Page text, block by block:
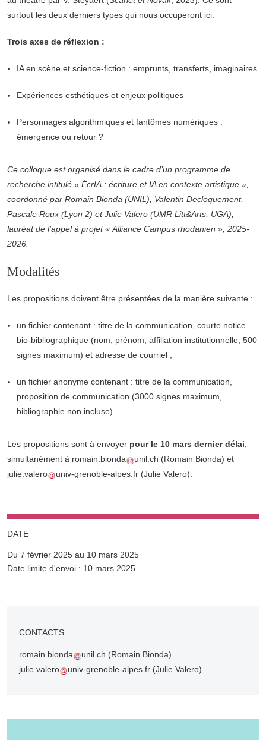
surtout les deux derniers types qui nous occuperont ici.
Trois axes de réflexion :
IA en scène et science-fiction : emprunts, transferts, imaginaires
Expériences esthétiques et enjeux politiques
Personnages algorithmiques et fantômes numériques :
émergence ou retour ?
Ce colloque est organisé dans le cadre d’un programme de
recherche intitulé « ÉcrIA : écriture et IA en contexte artistique »,
coordonné par Romain Bionda (UNIL), Valentin Decloquement,
Pascale Roux (Lyon 2) et Julie Valero (UMR Litt&Arts, UGA),
lauréat de l’appel à projet « Alliance Campus rhodanien », 2025-
2026.
Modalités
Les propositions doivent être présentées de la manière suivante :
un fichier contenant : titre de la communication, courte notice
bio-bibliographique (nom, prénom, affiliation institutionnelle, 500
signes maximum) et adresse de courriel ;
un fichier anonyme contenant : titre de la communication,
proposition de communication (3000 signes maximum,
bibliographie non incluse).
Les propositions sont à envoyer pour le 10 mars dernier délai,
simultanément à romain.bionda unil.ch (Romain Bionda) et
julie.valero
univ-grenoble-alpes.fr (Julie Valero).
DATE
Du 7 février 2025 au 10 mars 2025
Complément date
Date limite d'envoi : 10 mars 2025
CONTACTS
romain.bionda unil.ch (Romain Bionda)
julie.valero
univ-grenoble-alpes.fr (Julie Valero)